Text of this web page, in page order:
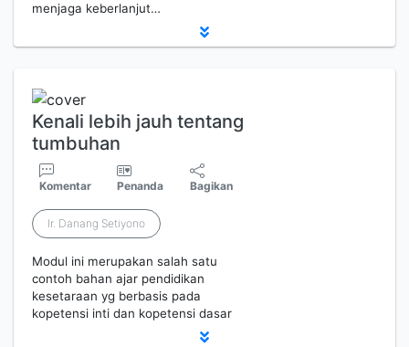
menjaga keberlanjut…
Kenali lebih jauh tentang
tumbuhan
Komentar Penanda Bagikan
Ir. Danang Setiyono
Modul ini merupakan salah satu
contoh bahan ajar pendidikan
kesetaraan yg berbasis pada
kopetensi inti dan kopetensi dasar